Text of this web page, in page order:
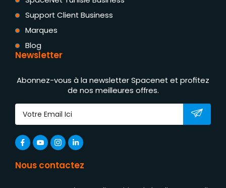
Support Client Business
Marques
Blog
Newsletter
Abonnez-vous à la newsletter Spacenet et profitez
de nos meilleures offres.
Nous contactez